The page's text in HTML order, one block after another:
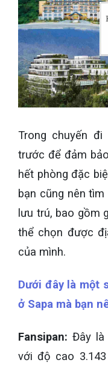
Trong chuyến
trước để đảm
hết phòng đặc
bạn cũng nên
lưu trú, bao gồm
thể chọn được
của mình.
Dưới đây là một
ở Sapa mà bạn
Fansipan: Đây là
với độ cao